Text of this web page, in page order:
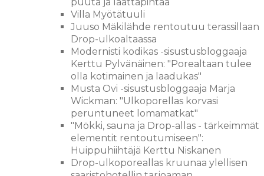
Villa Myötätuuli
Juuso Mäkilähde rentoutuu terassillaan
Drop-ulkoaltaassa
Modernisti kodikas -sisustusbloggaaja
Kerttu Pylvänäinen: "Porealtaan tulee
olla kotimainen ja laadukas"
Musta Ovi -sisustusbloggaaja Marja
Wickman: "Ulkoporellas korvasi
peruntuneet lomamatkat"
"Mökki, sauna ja Drop-allas - tärkeimmät
elementit rentoutumiseen":
Huippuhiihtäjä Kerttu Niskanen
Drop-ulkoporeallas kruunaa ylellisen